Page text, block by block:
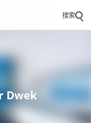
搜索
Dwek